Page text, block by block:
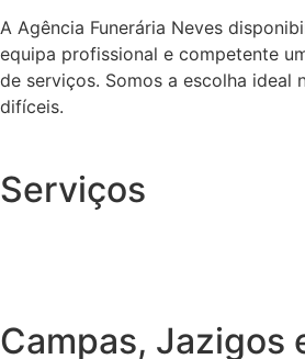
A Agência Funerária Neves
equipa profissional e competente
de serviços. Somos a escolha ideal
difíceis.
Serviços
Campas, Jazigos